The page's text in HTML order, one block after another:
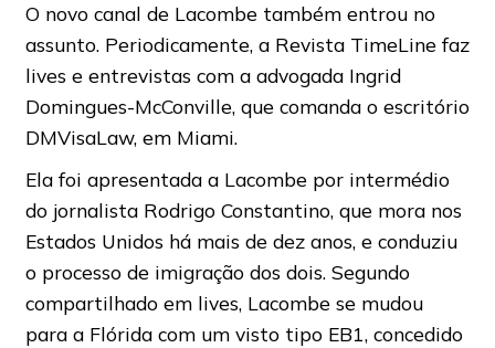
O novo canal de Lacombe também entrou no
assunto. Periodicamente, a Revista TimeLine faz
lives e entrevistas com a advogada Ingrid
Domingues-McConville, que comanda o escritório
DMVisaLaw, em Miami.
Ela foi apresentada a Lacombe por intermédio
do jornalista Rodrigo Constantino, que mora nos
Estados Unidos há mais de dez anos, e conduziu
o processo de imigração dos dois. Segundo
compartilhado em lives, Lacombe se mudou
para a Flórida com um visto tipo EB1, concedido